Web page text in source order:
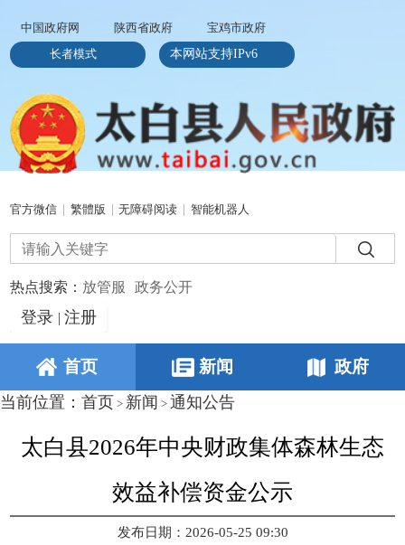
中国政府网 陕西省政府
宝鸡市政府
长者模式
本网站支持IPv6
官方微信 繁體版 无障碍阅读 智能机器人
热点搜索： 放管服 政务公开
登录 注册
首页 新闻 政府
当前位置： 首页 > 新闻 > 通知公告
太白县2026年中央财政集体森林生态
效益补偿资金公示
发布日期：2026-05-25 09:30